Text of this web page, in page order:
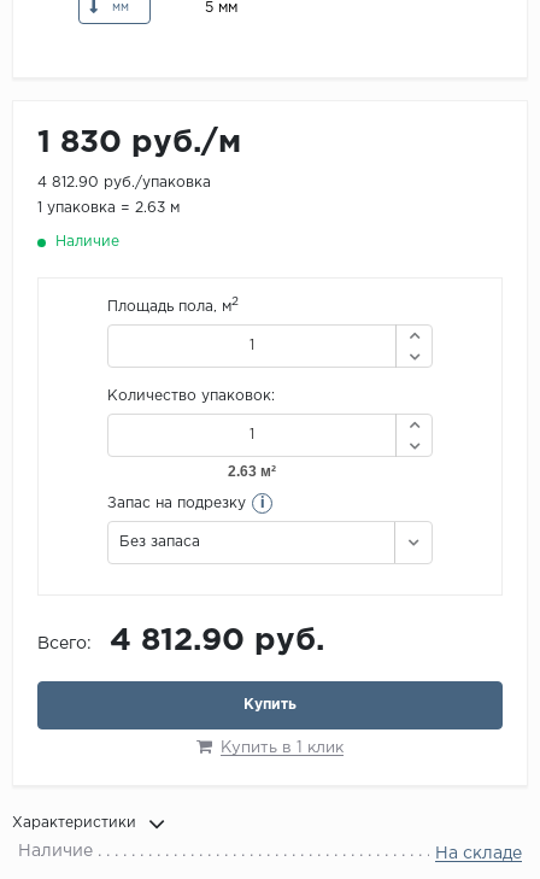
мм
5 мм
1 830 руб./м
4 812.90 руб./упаковка
1 упаковка = 2.63 м
Наличие
Площадь пола, м2
Количество упаковок:
Запас на подрезку i
Без запаса
Всего: 4 812.90 руб.
Купить
Купить в 1 клик
Характеристики
Наличие На складе